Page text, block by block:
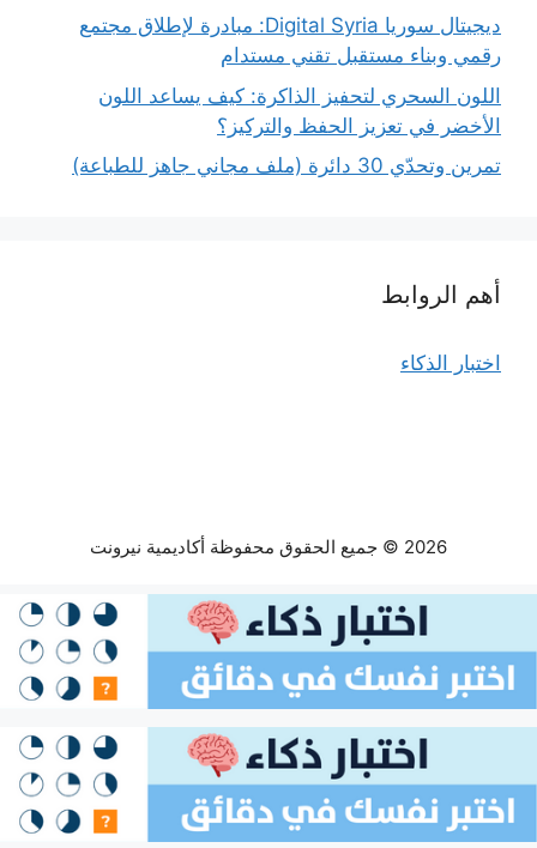
ديجيتال سوريا Digital Syria: مبادرة لإطلاق مجتمع
رقمي وبناء مستقبل تقني مستدام
اللون السحري لتحفيز الذاكرة: كيف يساعد اللون
الأخضر في تعزيز الحفظ والتركيز؟
تمرين وتحدّي 30 دائرة (ملف مجاني جاهز للطباعة)
أهم الروابط
اختبار الذكاء
2026 © جميع الحقوق محفوظة أكاديمية نيرونت